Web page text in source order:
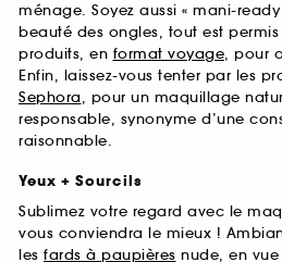
ménage. Soyez aussi « mani-
beauté des ongles, tout est
produits, en format voyage, pour
Enfin, laissez-vous tenter par les
Sephora, pour un maquillage
responsable, synonyme d’une
raisonnable.
Yeux + Sourcils
Sublimez votre regard avec le
vous conviendra le mieux !
les fards à paupières nude, en vue